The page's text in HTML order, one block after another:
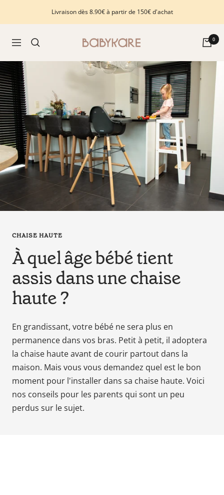
Livraison dès 8.90€ à partir de 150€ d'achat
Navigation
Babykare
pour
la
petite-
enfance
et
puériculture.
Tout
ce
dont
vous
que
parents
pour
la
grossesse
de
maman
au
avec
Papa.
0
CHAISE HAUTE
À quel âge bébé tient
assis dans une chaise
haute ?
En grandissant, votre bébé ne sera plus en
permanence dans vos bras. Petit à petit, il adoptera
la chaise haute avant de courir partout dans la
maison. Mais vous vous demandez quel est le bon
moment pour l'installer dans sa chaise haute. Voici
nos conseils pour les parents qui sont un peu
perdus sur le sujet.